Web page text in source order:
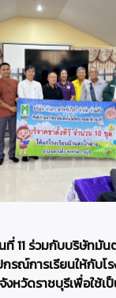
11 ร่วมกับบริษัทมัน
รณ์การเรียนให้กับโร
งหวัดราชบุรีเพื่อใช้เ